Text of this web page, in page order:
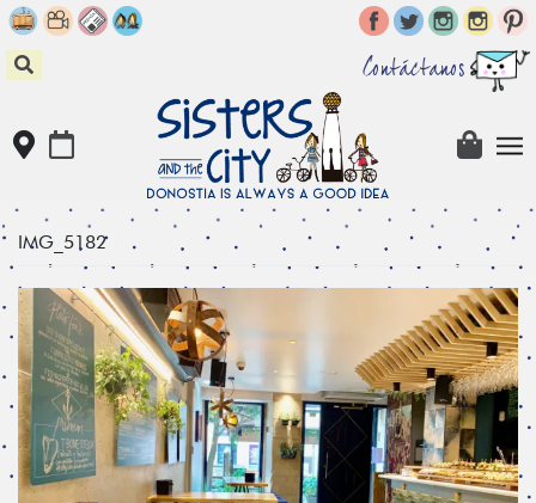
Skip
to
content
Contáctanos
IMG_5182